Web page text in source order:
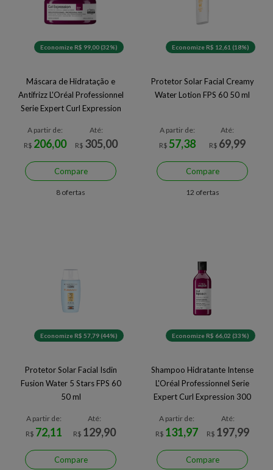
Economize R$ 99,00 (32%)
Máscara de Hidratação e
Antifrizz L'Oréal Professionnel
Serie Expert Curl Expression
A partir de:
R$ 206,00
Até:
R$ 305,00
Compare
8 ofertas
Economize R$ 12,61 (18%)
Protetor Solar Facial Creamy
Water Lotion FPS 60 50 ml
A partir de:
R$57,38
Até:
R$ 69,99
Compare
12 ofertas
Economize R$ 57,79 (44%)
Protetor Solar Facial Isdin
Fusion Water 5 Stars FPS 60
50 ml
A partir de:
R$ 72,11
Até:
R$ 129,90
Compare
Economize R$ 66,02 (33%)
Shampoo Hidratante Intense
L'Oréal Professionnel Serie
Expert Curl Expression 300
A partir de:
R$ 131,97
Até:
R$ 197,99
Compare